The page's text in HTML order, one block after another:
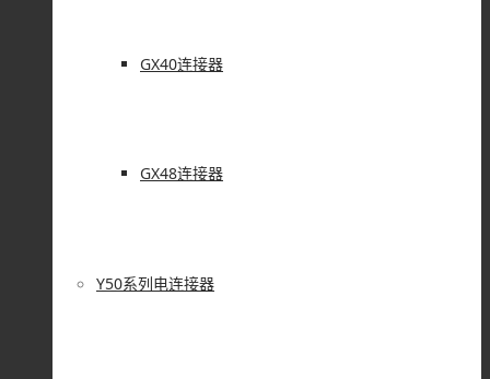
GX40连接器
GX48连接器
Y50系列电连接器